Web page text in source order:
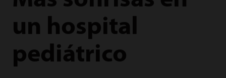
un hospital
pediátrico